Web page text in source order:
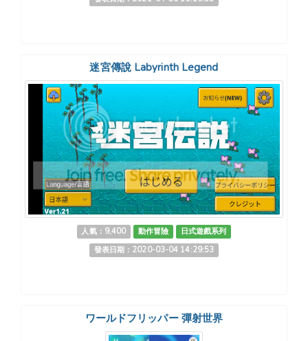
迷宮傳說 Labyrinth Legend
人氣：9,400 動作冒險
日式遊戲系列
發表日期：2020-03-04 14:29:53
ワールドフリッパー 彈射世界